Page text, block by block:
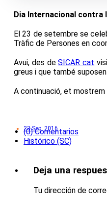
Dia Internacional contra
El 23 de setembre se
Tràfic de Persones en
Avui, des deSICAR cat
greus i que també
A continuació, et mostrem
23 Sep, 2016
(0) Comentarios
Histórico (SC)
Deja una
Tu dirección de